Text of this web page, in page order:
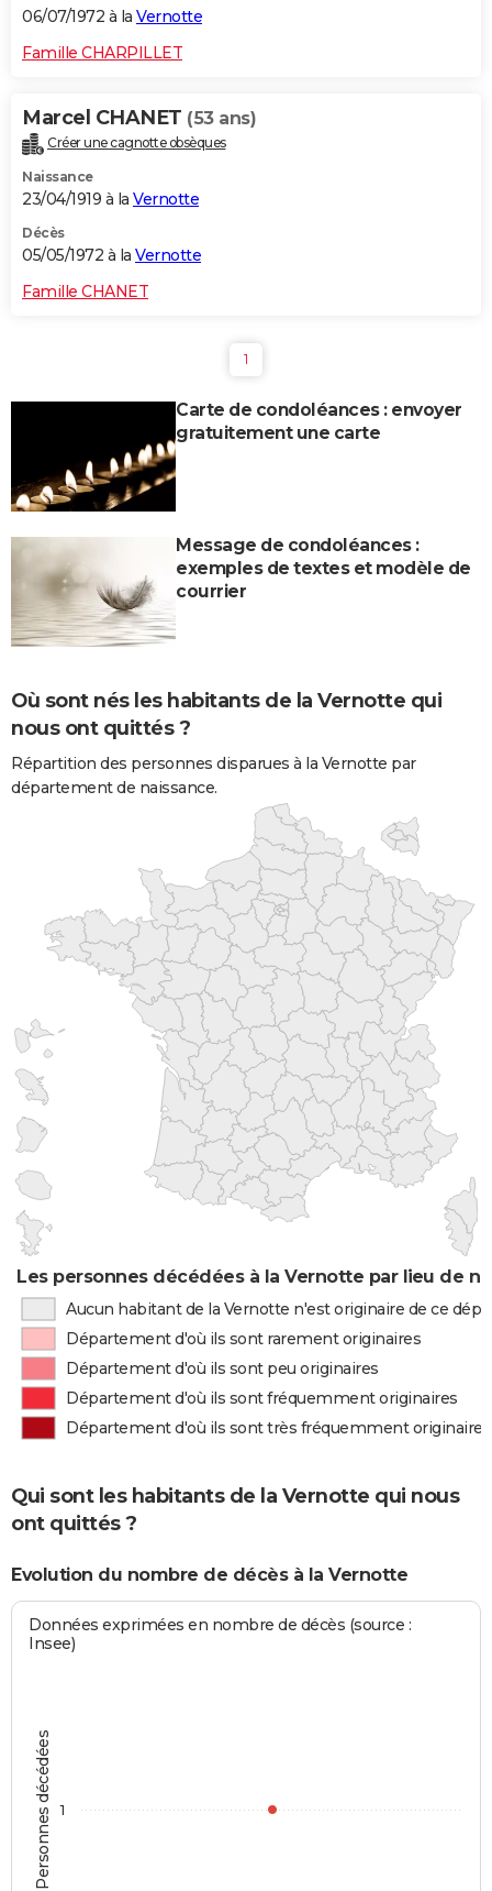
06/07/1972 à la Vernotte
Famille CHARPILLET
Marcel CHANET (53 ans)
Créer une cagnotte obsèques
Naissance
23/04/1919 à la Vernotte
Décès
05/05/1972 à la Vernotte
Famille CHANET
1
Carte de condoléances : envoyer
gratuitement une carte
Message de condoléances :
exemples de textes et modèle de
courrier
Où sont nés les habitants de la Vernotte qui
nous ont quittés ?
Répartition des personnes disparues à la Vernotte par
département de naissance.
Les personnes décédées à la Vernotte par lieu de
Aucun habitant de la Vernotte n'est originaire de ce
Département d'où ils sont rarement originaires
Département d'où ils sont peu originaires
Département d'où ils sont fréquemment originaires
Département d'où ils sont très fréquemment originaires
Qui sont les habitants de la Vernotte qui nous
ont quittés ?
Evolution du nombre de décès à la Vernotte
Personnes décédées
Données exprimées en nombre de décès (source :
Insee)
1